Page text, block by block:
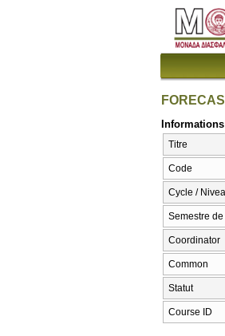
Titre
Code
Cycle /
Semestre de
Coordinator
Common
Statut
Course ID